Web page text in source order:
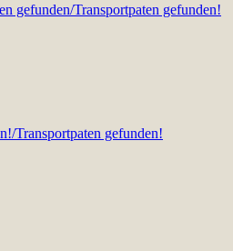
gefunden/Transportpaten gefunden!
Transportpaten gefunden!